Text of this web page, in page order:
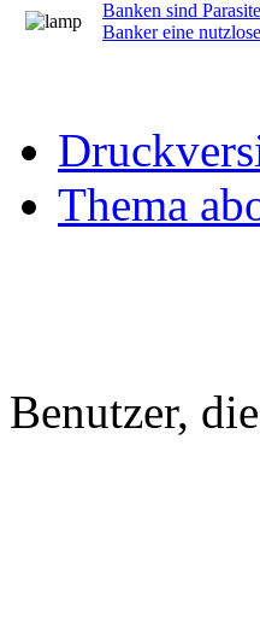
Banken sind
Banker eine
Thema
Benutzer,